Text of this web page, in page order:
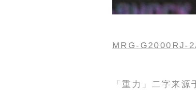
MRG-G2000RJ-
「重力」二字来